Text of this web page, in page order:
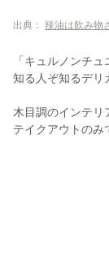
出典： 辣油は飲み物
「キュルノンチ
知る人ぞ知るデリ
木目調のインテリ
テイクアウトのみ